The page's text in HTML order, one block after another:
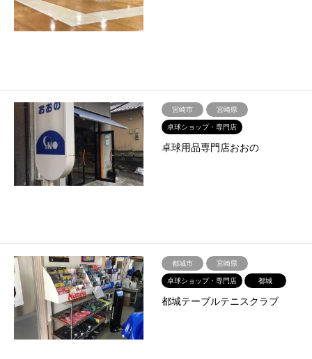
宮崎市
宮崎県
卓球ショップ・専門店
卓球用品専門店おおの
都城市
宮崎県
卓球ショップ・専門店
都城
都城テーブルテニスクラブ